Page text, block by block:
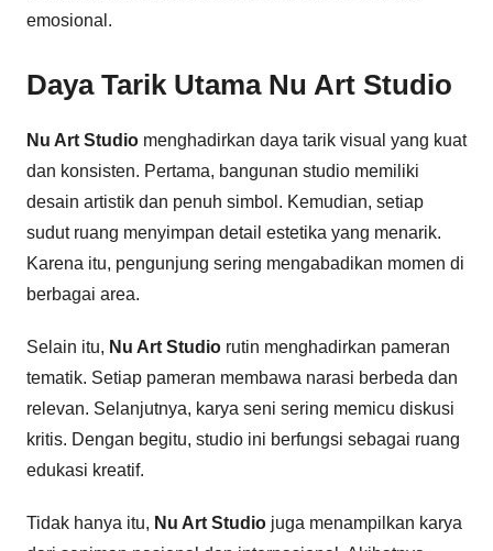
emosional.
Daya Tarik Utama Nu Art Studio
Nu Art Studio menghadirkan daya tarik visual yang kuat
dan konsisten. Pertama, bangunan studio memiliki
desain artistik dan penuh simbol. Kemudian, setiap
sudut ruang menyimpan detail estetika yang menarik.
Karena itu, pengunjung sering mengabadikan momen di
berbagai area.
Selain itu, Nu Art Studio rutin menghadirkan pameran
tematik. Setiap pameran membawa narasi berbeda dan
relevan. Selanjutnya, karya seni sering memicu diskusi
kritis. Dengan begitu, studio ini berfungsi sebagai ruang
edukasi kreatif.
Tidak hanya itu, Nu Art Studio juga menampilkan karya